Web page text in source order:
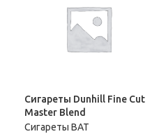
Сигареты Dunhill Fine Cut
Master Blend
Сигареты BAT